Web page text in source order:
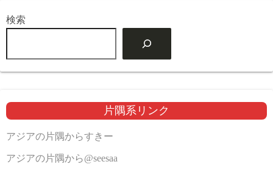
検索
片隅系リンク
アジアの片隅からすきー
アジアの片隅から@seesaa